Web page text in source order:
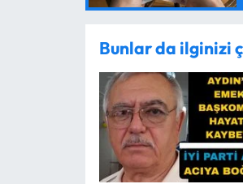
Bunlar da ilginizi